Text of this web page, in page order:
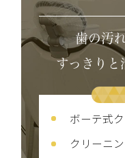
歯の汚
すっきりと
ボーテ式
クリーニ